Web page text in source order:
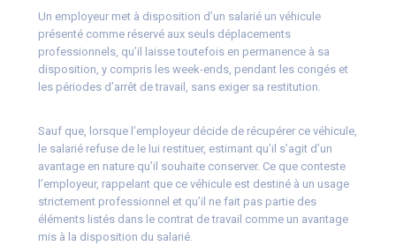
Un employeur met à disposition d’un salarié un véhicule
présenté comme réservé aux seuls déplacements
professionnels, qu’il laisse toutefois en permanence à sa
disposition, y compris les week-ends, pendant les congés et
les périodes d’arrêt de travail, sans exiger sa restitution.
Sauf que, lorsque l’employeur décide de récupérer ce véhicule,
le salarié refuse de le lui restituer, estimant qu’il s’agit d’un
avantage en nature qu’il souhaite conserver. Ce que conteste
l’employeur, rappelant que ce véhicule est destiné à un usage
strictement professionnel et qu’il ne fait pas partie des
éléments listés dans le contrat de travail comme un avantage
mis à la disposition du salarié.